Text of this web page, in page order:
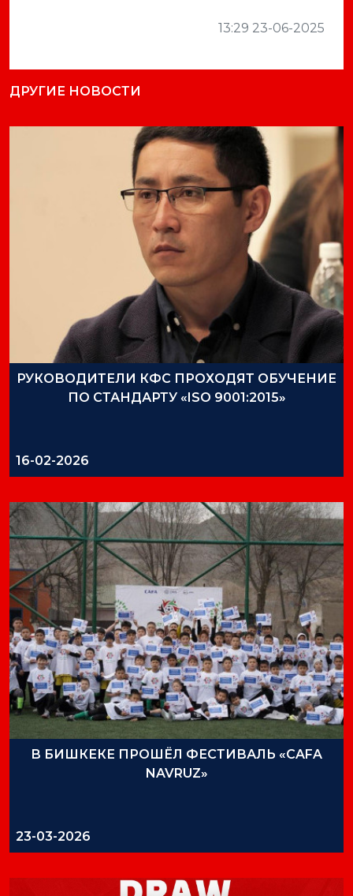
13:29 23-06-2025
ДРУГИЕ НОВОСТИ
РУКОВОДИТЕЛИ КФС ПРОХОДЯТ ОБУЧЕНИЕ
ПО СТАНДАРТУ «ISO 9001:2015»
16-02-2026
В БИШКЕКЕ ПРОШЁЛ ФЕСТИВАЛЬ «CAFA
NAVRUZ»
23-03-2026